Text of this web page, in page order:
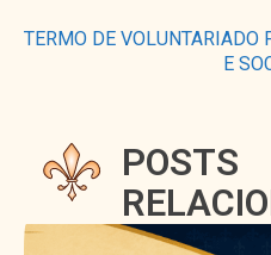
TERMO DE VOLUNTARIADO
E
POSTS